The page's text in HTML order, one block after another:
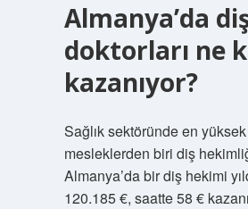
Almanya’da
doktorları ne
kazanıyor?
Sağlık sektöründe en yüksek
mesleklerden biri diş
Almanya’da bir diş hekimi
120.185 €, saatte 58 €